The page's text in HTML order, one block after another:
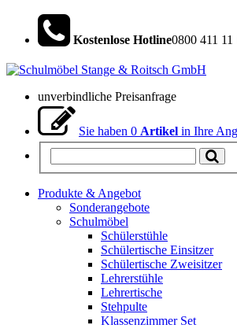
Kostenlose Hotline0800 411 11
unverbindliche Preisanfrage
Sie haben 0 Artikel in Ihre
Produkte & Angebot
Sonderangebote
Schulmöbel
Schülerstühle
Schülertische Einsitzer
Schülertische Zweisitzer
Lehrerstühle
Lehrertische
Stehpulte
Klassenzimmer Set